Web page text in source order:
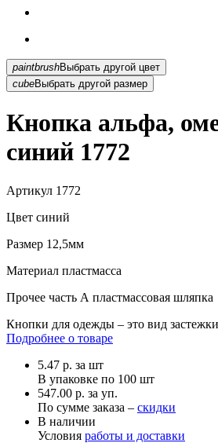
paintbrush
Выбрать другой цвет
cubeВыбрать другой размер
Кнопка альфа,
синий 1772
Артикул 1772
Цвет синий
Размер 12,5мм
Материал пластмасса
Прочее часть А пластмассовая шляпка
Кнопки для одежды – это вид
Подробнее о товаре
5.47 р. за шт
В упаковке по 100 шт
547.00 р. за уп.
По сумме заказа – скидки
В наличии
Условия работы и доставки